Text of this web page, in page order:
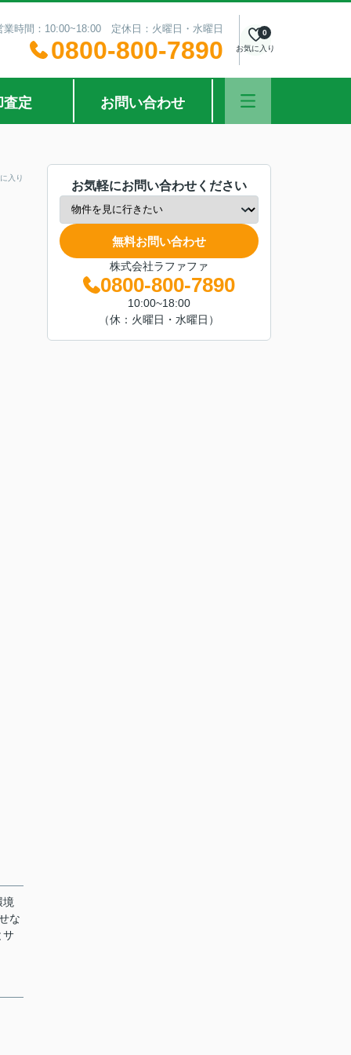
業時間：10:00~18:00 定休日：火曜日・水曜日
0800-800-7890 お気に入り
0
査定 お問い合わせ
入り
境
な
サ
お気軽にお問い合わせください
無料お問い合わせ
株式会社ラファファ
0800-800-7890
10:00~18:00
（休：火曜日・水曜日）